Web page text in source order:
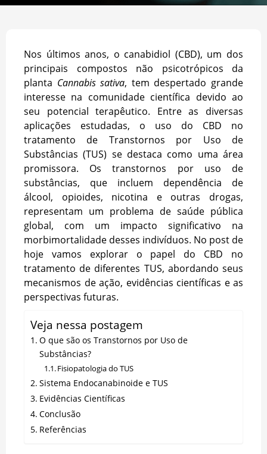
Nos últimos anos, o canabidiol (CBD), um dos
principais compostos não psicotrópicos da
planta Cannabis sativa, tem despertado grande
interesse na comunidade científica devido ao
seu potencial terapêutico. Entre as diversas
aplicações estudadas, o uso do CBD no
tratamento de Transtornos por Uso de
Substâncias (TUS) se destaca como uma área
promissora. Os transtornos por uso de
substâncias, que incluem dependência de
álcool, opioides, nicotina e outras drogas,
representam um problema de saúde pública
global, com um impacto significativo na
morbimortalidade desses indivíduos. No post de
hoje vamos explorar o papel do CBD no
tratamento de diferentes TUS, abordando seus
mecanismos de ação, evidências científicas e as
perspectivas futuras.
Veja nessa postagem
O que são os Transtornos por Uso de
Substâncias?
Fisiopatologia do TUS
Sistema Endocanabinoide e TUS
Evidências Científicas
Conclusão
Referências